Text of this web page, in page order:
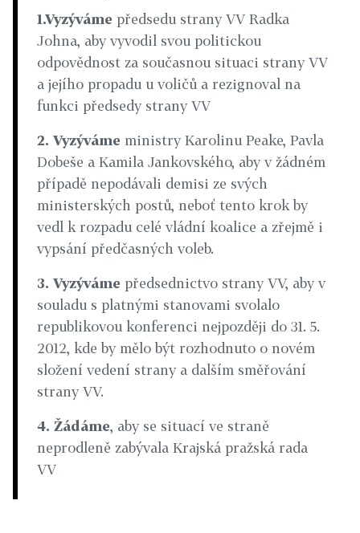
1.Vyzýváme předsedu strany VV Radka
Johna, aby vyvodil svou politickou
odpovědnost za současnou situaci strany VV
a jejího propadu u voličů a rezignoval na
funkci předsedy strany VV
2. Vyzýváme ministry Karolinu Peake, Pavla
Dobeše a Kamila Jankovského, aby v žádném
případě nepodávali demisi ze svých
ministerských postů, neboť tento krok by
vedl k rozpadu celé vládní koalice a zřejmě i
vypsání předčasných voleb.
3. Vyzýváme předsednictvo strany VV, aby v
souladu s platnými stanovami svolalo
republikovou konferenci nejpozději do 31. 5.
2012, kde by mělo být rozhodnuto o novém
složení vedení strany a dalším směřování
strany VV.
4. Žádáme, aby se situací ve straně
neprodleně zabývala Krajská pražská rada
VV